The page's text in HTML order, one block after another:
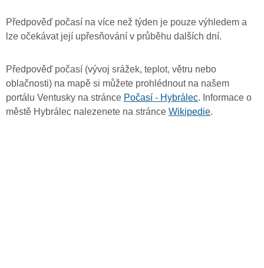
Předpověď počasí na více než týden je pouze výhledem a
lze očekávat její upřesňování v průběhu dalších dní.
Předpověď počasí (vývoj srážek, teplot, větru nebo
oblačnosti) na mapě si můžete prohlédnout na našem
portálu Ventusky na stránce Počasí - Hybrálec. Informace o
městě Hybrálec nalezenete na stránce Wikipedie.